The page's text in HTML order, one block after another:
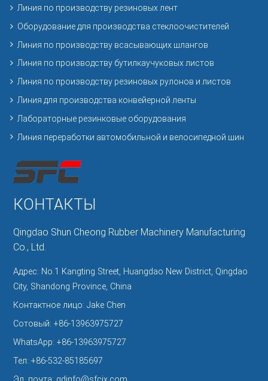
Линия по производству резиновых лент
Оборудование для производства стеклоочистителей
Линия по производству всасывающих шлангов
Линия по производству бутилкаучуковых листов
Линия по производству резиновых рулонов и листов
Линия для производства конвейерной ленты
Лабораторные резинковые оборудования
Линия переработки автомобильной и велосипедной шин
КОНТАКТЫ
Qingdao Shun Cheong Rubber Machinery Manufacturing
Co., Ltd.
Адрес: No.1 Kangting Street, Huangdao New District, Qingdao
City, Shandong Province, China
Контактное лицо: Jake Chen
Сотовый: +86-13963975727
WhatsApp: +86-13963975727
Тел: +86-532-85185697